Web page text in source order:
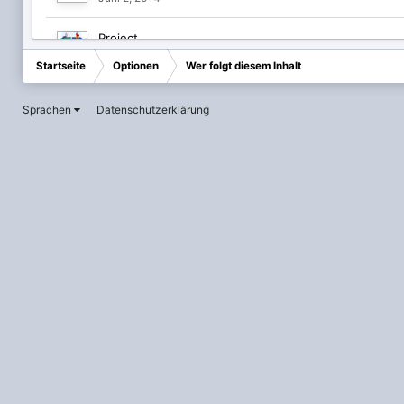
Project
Februar 9, 2022
Startseite Optionen Wer folgt diesem Inhalt
Sprachen Datenschutzerklärung